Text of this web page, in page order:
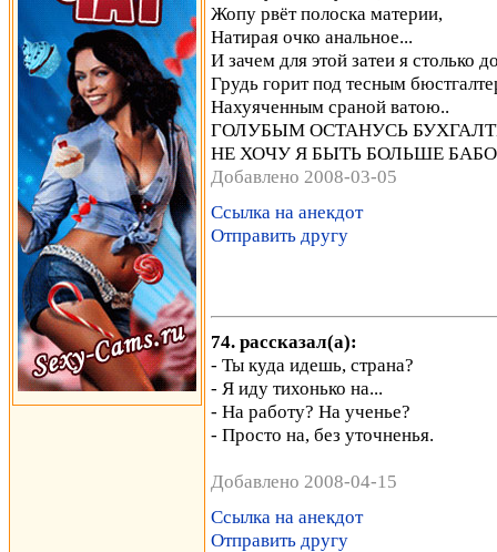
Жопу рвёт полоска материи,
Натирая очко анальное...
И зачем для этой затеи я столько
Грудь горит под тесным
Нахуяченным сраной ватою..
ГОЛУБЫМ ОСТАНУСЬ
НЕ ХОЧУ Я БЫТЬ БОЛЬШЕ
Добавлено 2008-03-05
Ссылка на анекдот
Отправить другу
74. рассказал(а):
- Ты куда идешь, страна?
- Я иду тихонько на...
- На работу? На ученье?
- Просто на, без уточненья.
Добавлено 2008-04-15
Ссылка на анекдот
Отправить другу